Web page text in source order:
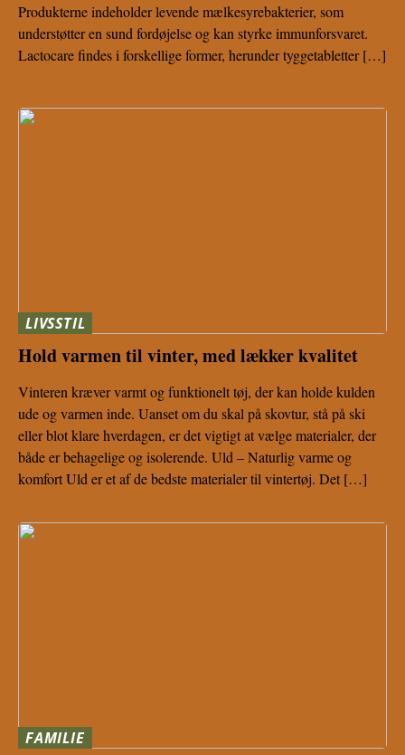
Produkterne indeholder levende mælkesyrebakterier, som
understøtter en sund fordøjelse og kan styrke immunforsvaret.
Lactocare findes i forskellige former, herunder tyggetabletter […]
LIVSSTIL
Hold varmen til vinter, med lækker kvalitet
Vinteren kræver varmt og funktionelt tøj, der kan holde kulden
ude og varmen inde. Uanset om du skal på skovtur, stå på ski
eller blot klare hverdagen, er det vigtigt at vælge materialer, der
både er behagelige og isolerende. Uld – Naturlig varme og
komfort Uld er et af de bedste materialer til vintertøj. Det […]
FAMILIE